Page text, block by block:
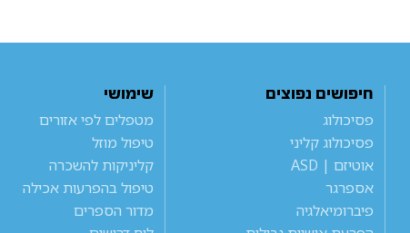
חיפושים נפוצים
פסיכולוג
פסיכולוג קליני
אוטיזם | ASD
אספרגר
פיברומיאלגיה
שימושי
מטפלים לפי אזורים
טיפול מוזל
קליניקות להשכרה
טיפול בהפרעות אכילה
מדור הספרים